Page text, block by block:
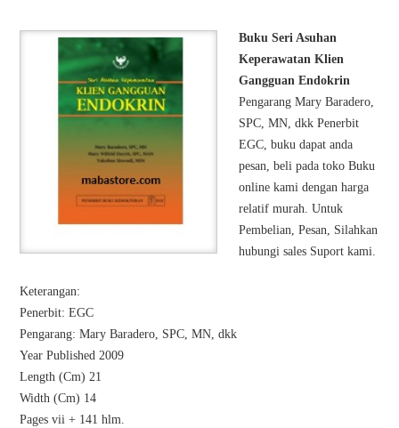
Buku Seri Asuhan
Keperawatan Klien
Gangguan Endokrin
Pengarang Mary Baradero,
SPC, MN, dkk Penerbit
EGC, buku dapat anda
pesan, beli pada toko Buku
online kami dengan harga
relatif murah. Untuk
Pembelian, Pesan, Silahkan
hubungi sales Suport kami.
Keterangan:
Penerbit: EGC
Pengarang: Mary Baradero, SPC, MN, dkk
Year Published 2009
Length (Cm) 21
Width (Cm) 14
Pages vii + 141 hlm.